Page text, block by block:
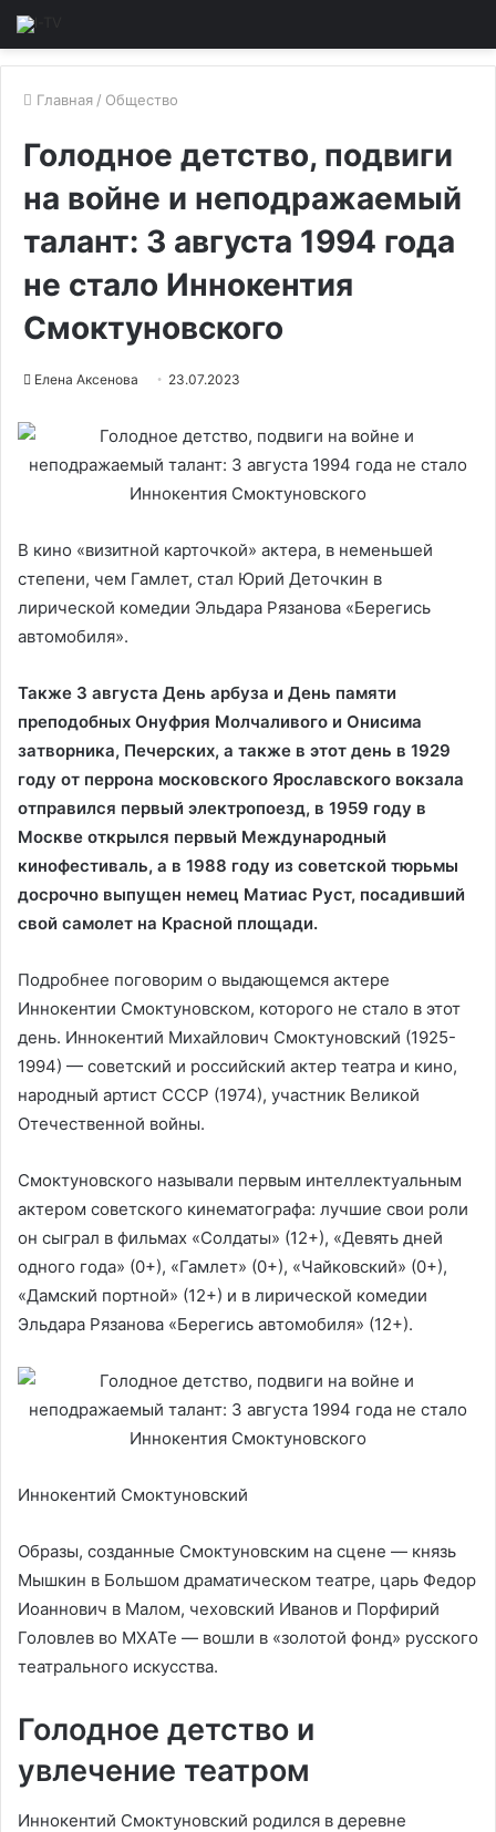
Главная / Общество
Голодное детство, подвиги
на войне и неподражаемый
талант: 3 августа 1994 года
не стало Иннокентия
Смоктуновского
Елена Аксенова 23.07.2023
В кино «визитной карточкой» актера, в неменьшей
степени, чем Гамлет, стал Юрий Деточкин в
лирической комедии Эльдара Рязанова «Берегись
автомобиля».
Также 3 августа День арбуза и День памяти
преподобных Онуфрия Молчаливого и Онисима
затворника, Печерских, а также в этот день в 1929
году от перрона московского Ярославского вокзала
отправился первый электропоезд, в 1959 году в
Москве открылся первый Международный
кинофестиваль, а в 1988 году из советской тюрьмы
досрочно выпущен немец Матиас Руст, посадивший
свой самолет на Красной площади.
Подробнее поговорим о выдающемся актере
Иннокентии Смоктуновском, которого не стало в этот
день. Иннокентий Михайлович Смоктуновский (1925-
1994) — советский и российский актер театра и кино,
народный артист СССР (1974), участник Великой
Отечественной войны.
Смоктуновского называли первым интеллектуальным
актером советского кинематографа: лучшие свои роли
он сыграл в фильмах «Солдаты» (12+), «Девять дней
одного года» (0+), «Гамлет» (0+), «Чайковский» (0+),
«Дамский портной» (12+) и в лирической комедии
Эльдара Рязанова «Берегись автомобиля» (12+).
Иннокентий Смоктуновский
Образы, созданные Смоктуновским на сцене — князь
Мышкин в Большом драматическом театре, царь Федор
Иоаннович в Малом, чеховский Иванов и Порфирий
Головлев во МХАТе — вошли в «золотой фонд» русского
театрального искусства.
Голодное детство и
увлечение театром
Иннокентий Смоктуновский родился в деревне